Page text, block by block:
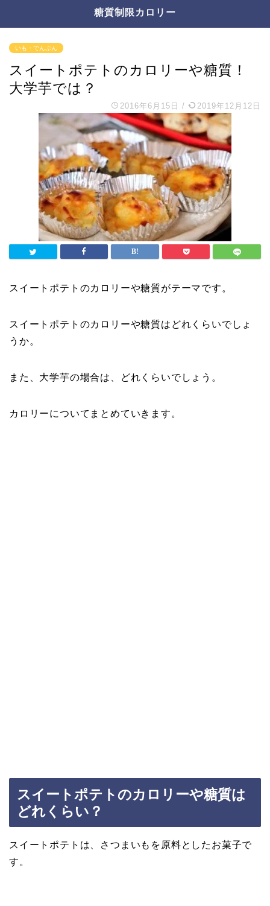
糖質制限カロリー
いも・でんぷん
スイートポテトのカロリーや糖質！
大学芋では？
2016年6月15日 / 2019年12月12日
スイートポテトのカロリーや糖質がテーマです。
スイートポテトのカロリーや糖質はどれくらいでしょ
うか。
また、大学芋の場合は、どれくらいでしょう。
カロリーについてまとめていきます。
スイートポテトのカロリーや糖質は
どれくらい？
スイートポテトは、さつまいもを原料としたお菓子で
す。